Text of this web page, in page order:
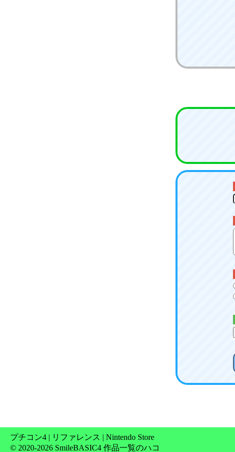
プチコン4 | リファレンス | Nintendo Store
© 2020-2026 SmileBASIC4 作品一覧のハコ